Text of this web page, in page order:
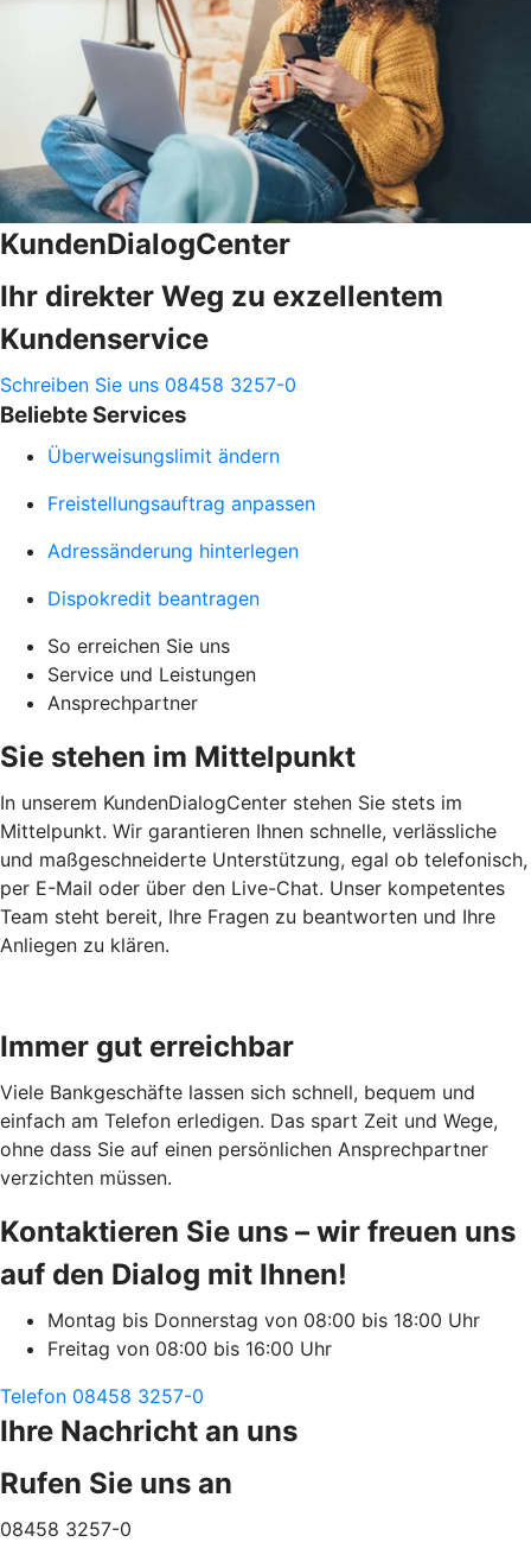
KundenDialogCenter
Ihr direkter Weg zu exzellentem
Kundenservice
Schreiben Sie uns 08458 3257-0
Beliebte Services
Überweisungslimit ändern
Freistellungsauftrag anpassen
Adressänderung hinterlegen
Dispokredit beantragen
So erreichen Sie uns
Service und Leistungen
Ansprechpartner
Sie stehen im Mittelpunkt
In unserem KundenDialogCenter stehen Sie stets im
Mittelpunkt. Wir garantieren Ihnen schnelle, verlässliche
und maßgeschneiderte Unterstützung, egal ob telefonisch,
per E-Mail oder über den Live-Chat. Unser kompetentes
Team steht bereit, Ihre Fragen zu beantworten und Ihre
Anliegen zu klären.
Immer gut erreichbar
Viele Bankgeschäfte lassen sich schnell, bequem und
einfach am Telefon erledigen. Das spart Zeit und Wege,
ohne dass Sie auf einen persönlichen Ansprechpartner
verzichten müssen.
Kontaktieren Sie uns – wir freuen uns
auf den Dialog mit Ihnen!
Montag bis Donnerstag von 08:00 bis 18:00 Uhr
Freitag von 08:00 bis 16:00 Uhr
Telefon 08458 3257-0
Ihre Nachricht an uns
Rufen Sie uns an
08458 3257-0